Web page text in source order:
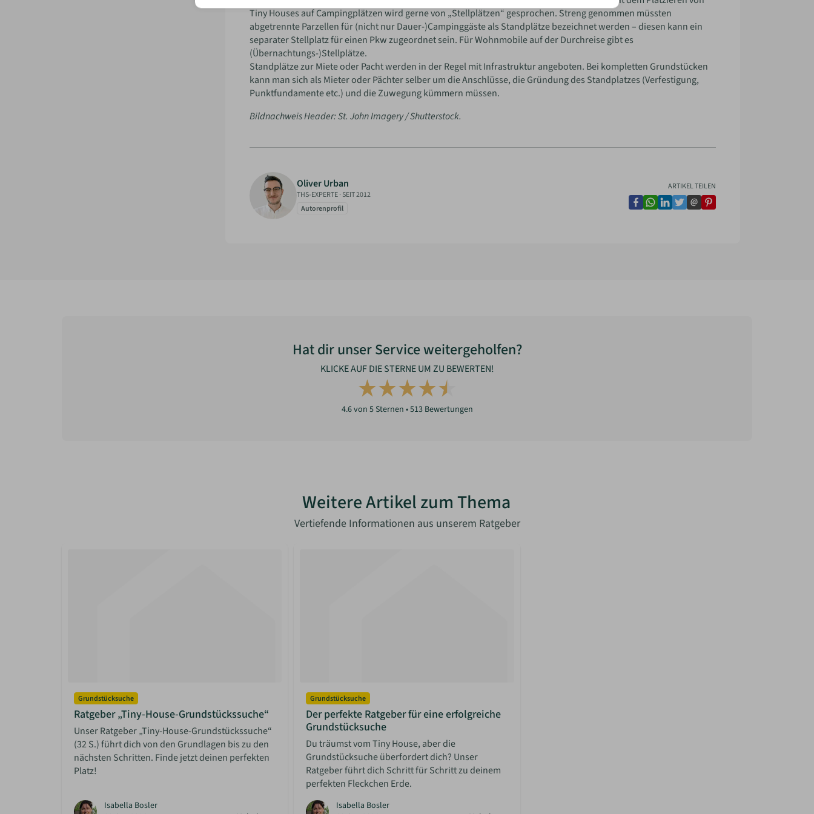
Tiny Houses auf Campingplätzen wird gerne von „Stellplätzen“ gesprochen. Streng genommen müssten
abgetrennte Parzellen für (nicht nur Dauer-)Campinggäste als Standplätze bezeichnet werden – diesen kann ein
separater Stellplatz für einen Pkw zugeordnet sein. Für Wohnmobile auf der Durchreise gibt es
(Übernachtungs-)Stellplätze.
Standplätze zur Miete oder Pacht werden in der Regel mit Infrastruktur angeboten. Bei kompletten Grundstücken
kann man sich als Mieter oder Pächter selber um die Anschlüsse, die Gründung des Standplatzes (Verfestigung,
Punktfundamente etc.) und die Zuwegung kümmern müssen.
Bildnachweis Header: St. John Imagery / Shutterstock.
Oliver Urban
THS-EXPERTE· SEIT 2012
Autorenprofil
ARTIKEL TEILEN
facebook
whatsapp
linkedin
twitter
emailpinterest
Hat dir unser Service weitergeholfen?
KLICKE AUF DIE STERNE UM ZU BEWERTEN!
4.6von 5 Sternen •513Bewertungen
Weitere Artikel zum Thema
Vertiefende Informationen aus unserem Ratgeber
Grundstücksuche
Ratgeber „Tiny-House-Grundstückssuche“
Unser Ratgeber „Tiny-House-Grundstückssuche“
(32 S.) führt dich von den Grundlagen bis zu den
nächsten Schritten. Finde jetzt deinen perfekten
Platz!
Isabella Bosler
Grundstücksuche
Der perfekte Ratgeber für eine erfolgreiche
Grundstücksuche
Du träumst vom Tiny House, aber die
Grundstücksuche überfordert dich? Unser
Ratgeber führt dich Schritt für Schritt zu deinem
perfekten Fleckchen Erde.
Isabella Bosler